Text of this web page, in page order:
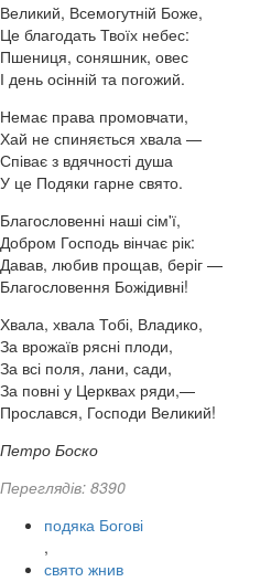
Великий, Всемогутній Боже,
Це благодать Твоїх небес:
Пшениця, соняшник, овес
І день осінній та погожий.
Немає права промовчати,
Хай не спиняється хвала —
Співає з вдячності душа
У це Подяки гарне свято.
Благословенні наші сім'ї,
Добром Господь вінчає рік:
Давав, любив прощав, беріг —
Благословення Божідивні!
Хвала, хвала Тобі, Владико,
За врожаїв рясні плоди,
За всі поля, лани, сади,
За повні у Церквах ряди,—
Прослався, Господи Великий!
Петро Боско
Переглядів: 8390
подяка Богові
,
свято жнив